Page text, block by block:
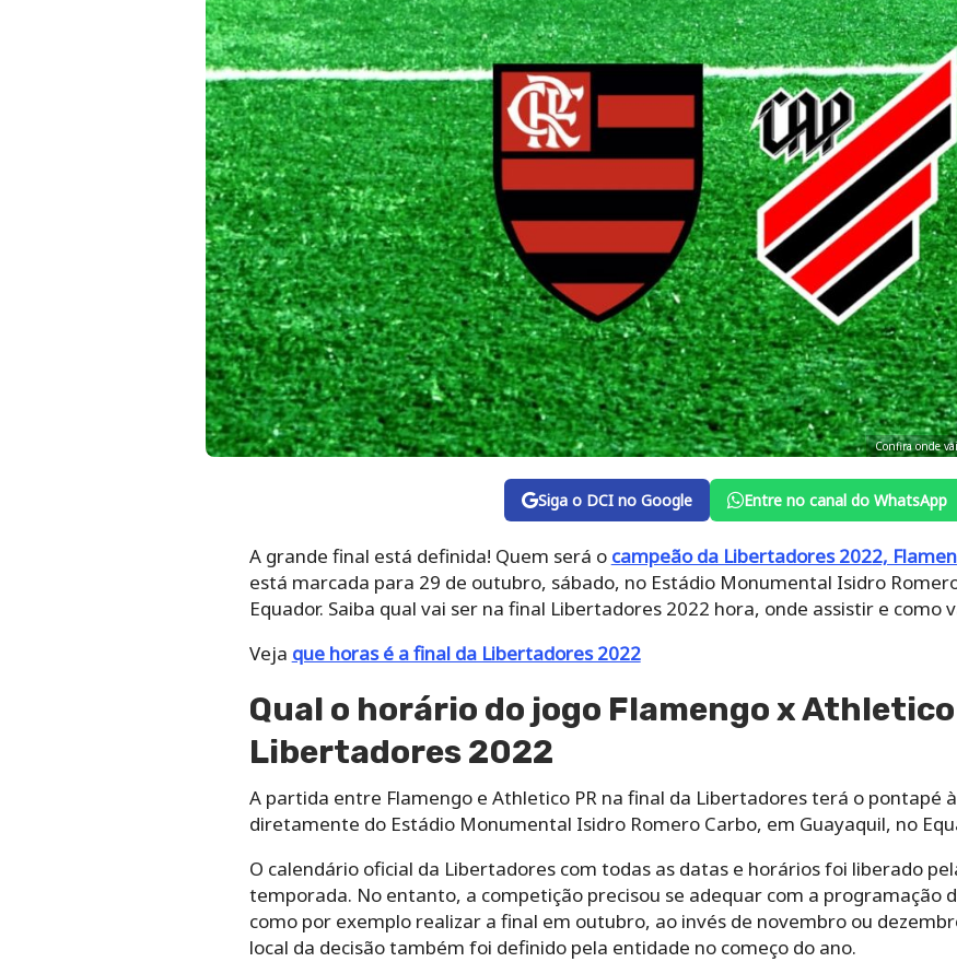
Confira onde
Siga o DCI no Google Entre no canal do WhatsApp
A grande final está definida! Quem será o campeão da Libertadores 2022,
está marcada para 29 de outubro, sábado, no Estádio Monumental Isidro
Equador. Saiba qual vai ser na final Libertadores 2022 hora, onde assistir e como
Veja que horas é a final da Libertadores 2022
Qual o horário do jogo Flamengo x Athletico
Libertadores 2022
A partida entre Flamengo e Athletico PR na final da Libertadores terá o pontapé
diretamente do Estádio Monumental Isidro Romero Carbo, em Guayaquil, no
O calendário oficial da Libertadores com todas as datas e horários foi liberado
temporada. No entanto, a competição precisou se adequar com a programação
como por exemplo realizar a final em outubro, ao invés de novembro ou
local da decisão também foi definido pela entidade no começo do ano.